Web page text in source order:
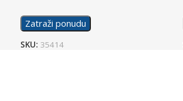
Zatraži ponudu
SKU: 35414